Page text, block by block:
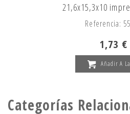
21,6x15,3x10
Referencia:
1,73 €
Añadir A
Categorías